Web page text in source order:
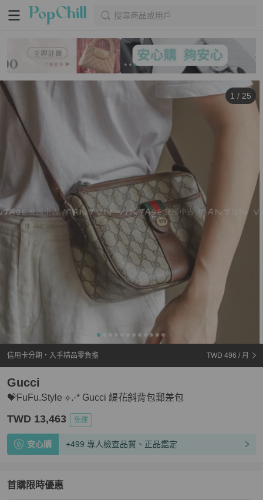
搜尋商品或用戶
1 / 25
信用卡分期・入手精品零負擔 TWD 496 / 月
💝FuFu.Style ⟡.·* Gucci 緹花斜背包郵差包
Gucci
TWD 13,463 免運
安心購 +499 專人檢查品質、正品鑑定
首購限時優惠